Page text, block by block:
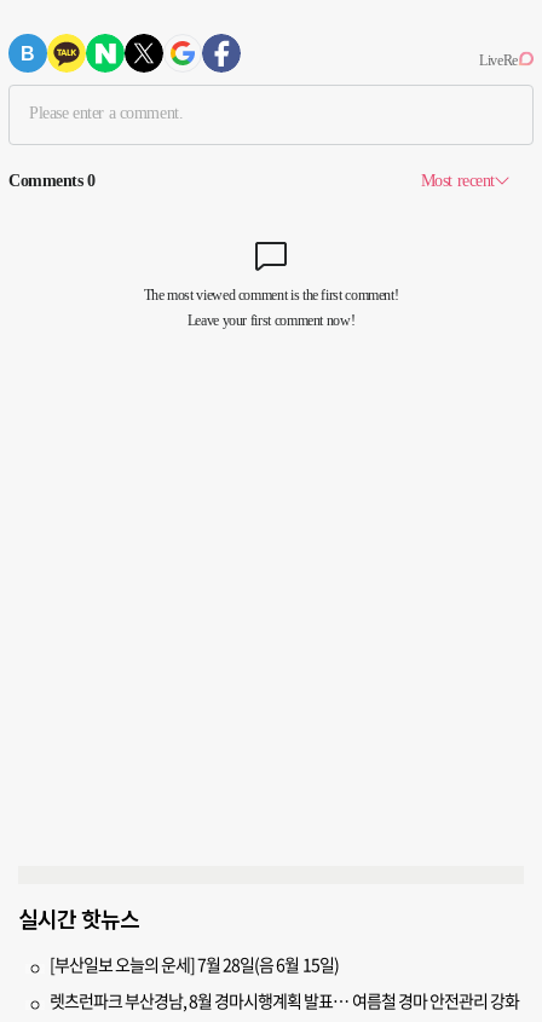
실시간 핫뉴스
[부산일보 오늘의 운세] 7월 28일(음 6월 15일)
렛츠런파크 부산경남, 8월 경마시행계획 발표… 여름철 경마 안전관리 강화